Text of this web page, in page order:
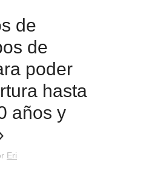
de
de
poder
hasta
años y
Eri